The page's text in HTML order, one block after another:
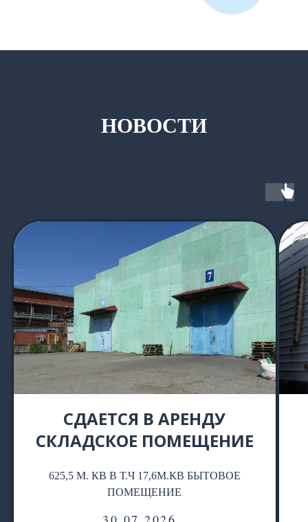
НОВОСТИ
СДАЕТСЯ В АРЕНДУ
СКЛАДСКОЕ ПОМЕЩЕНИЕ
625,5 М. КВ В Т.Ч 17,6М.КВ БЫТОВОЕ
ПОМЕЩЕНИЕ